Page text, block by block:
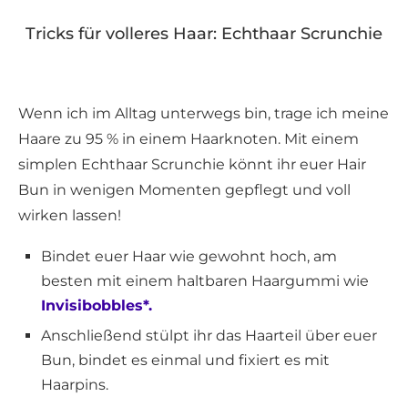
Tricks für volleres Haar: Echthaar Scrunchie
Wenn ich im Alltag unterwegs bin, trage ich meine
Haare zu 95 % in einem Haarknoten. Mit einem
simplen Echthaar Scrunchie könnt ihr euer Hair
Bun in wenigen Momenten gepflegt und voll
wirken lassen!
Bindet euer Haar wie gewohnt hoch, am
besten mit einem haltbaren Haargummi wie
Invisibobbles*.
Anschließend stülpt ihr das Haarteil über euer
Bun, bindet es einmal und fixiert es mit
Haarpins.